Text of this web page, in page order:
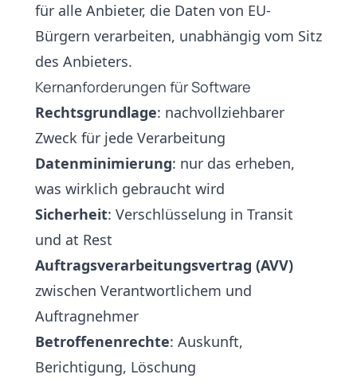
für alle Anbieter, die Daten von EU-
Bürgern verarbeiten, unabhängig vom Sitz
des Anbieters.
Kernanforderungen für Software
Rechtsgrundlage: nachvollziehbarer
Zweck für jede Verarbeitung
Datenminimierung: nur das erheben,
was wirklich gebraucht wird
Sicherheit: Verschlüsselung in Transit
und at Rest
Auftragsverarbeitungsvertrag (AVV)
zwischen Verantwortlichem und
Auftragnehmer
Betroffenenrechte: Auskunft,
Berichtigung, Löschung